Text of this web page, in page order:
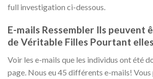
full investigation ci-dessous.
E-mails Ressembler Ils peuvent
de Véritable Filles Pourtant
Voir les e-mails que les individus ont été
page. Nous eu 45 différents e-mails! Vous